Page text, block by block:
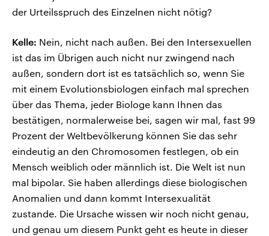
der Urteilsspruch des Einzelnen nicht nötig?
Kelle: Nein, nicht nach außen. Bei den Intersexuellen
ist das im Übrigen auch nicht nur zwingend nach
außen, sondern dort ist es tatsächlich so, wenn Sie
mit einem Evolutionsbiologen einfach mal sprechen
über das Thema, jeder Biologe kann Ihnen das
bestätigen, normalerweise bei, sagen wir mal, fast 99
Prozent der Weltbevölkerung können Sie das sehr
eindeutig an den Chromosomen festlegen, ob ein
Mensch weiblich oder männlich ist. Die Welt ist nun
mal bipolar. Sie haben allerdings diese biologischen
Anomalien und dann kommt Intersexualität
zustande. Die Ursache wissen wir noch nicht genau,
und genau um diesem Punkt geht es heute in dieser